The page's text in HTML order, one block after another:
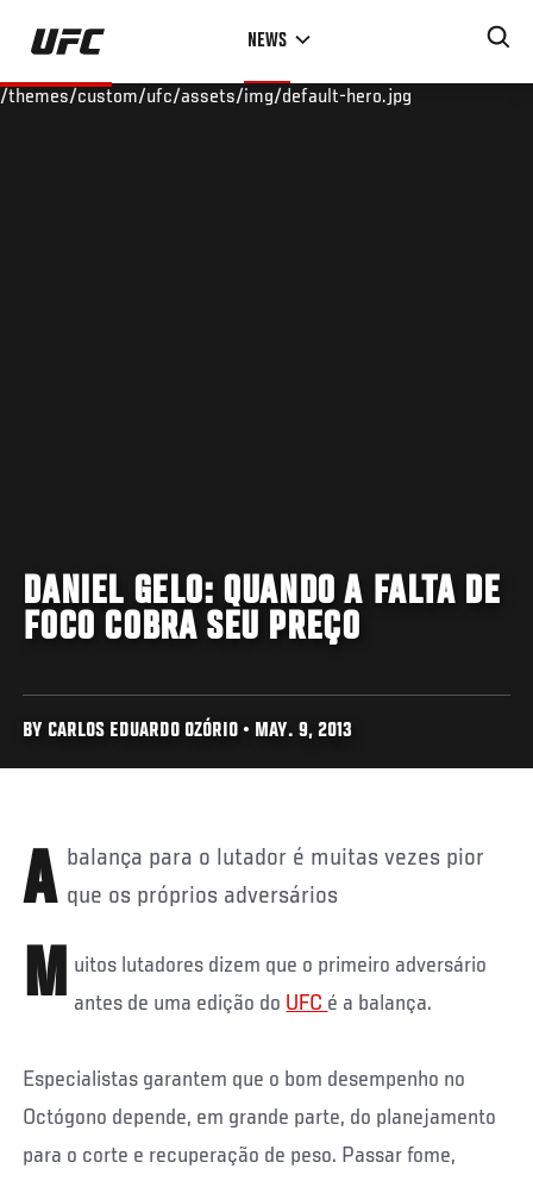
Skip
main
NEWS
/themes/custom/ufc/assets/img/default-hero.jpg
DANIEL GELO: QUANDO A FALTA DE
FOCO COBRA SEU PREÇO
BY CARLOS EDUARDO OZÓRIO • MAY. 9, 2013
A balança para o lutador é muitas vezes pior que os próprios adversários
M uitos lutadores dizem que o primeiro adversário
antes de uma edição do UFC é a balança.
Especialistas garantem que o bom desempenho no
Octógono depende, em grande parte, do planejamento
para o corte e recuperação de peso. Passar fome,